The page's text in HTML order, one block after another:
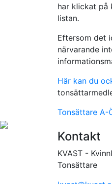
har klickat på
listan.
Eftersom det
närvarande
Här kan du
Tonsättare A-
Kontakt
KVAST -
Tonsättare